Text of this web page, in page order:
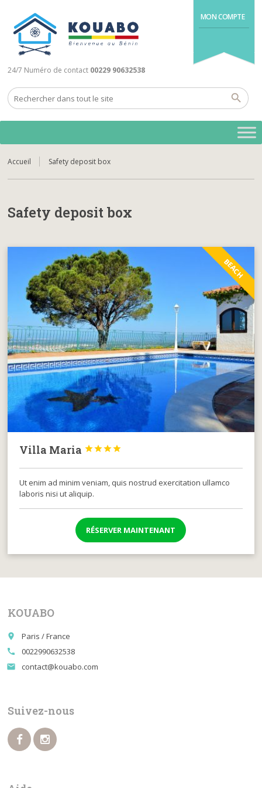
MON COMPTE
24/7 Numéro de contact 00229 90632538
Accueil Safety deposit box
Safety deposit box
BEACH
Villa Maria 



Ut enim ad minim veniam, quis nostrud exercitation ullamco
laboris nisi ut aliquip.
RÉSERVER MAINTENANT
KOUABO
place Paris / France
call 0022990632538
email contact@kouabo.com
Suivez-nous